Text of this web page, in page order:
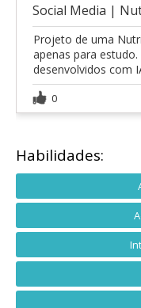
Social Media |
Projeto de uma
apenas para
desenvolvidos com
0
Habilidades: